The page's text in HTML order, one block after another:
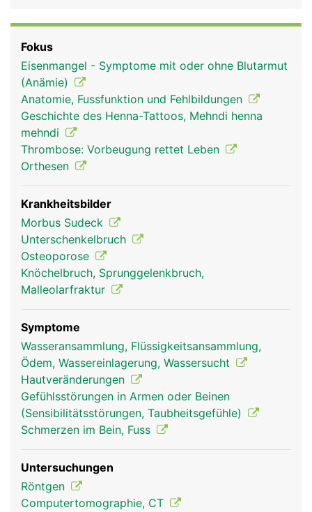
Rubriken
Unterschenkelmuskeln sind für die Beugung und
Streckung im Sprunggelenk zuständig und
teilweise auch für die Hebung und Senkung der
Zehen und für die Beugung im Knie.
Unterschenkel Frau
Unterschenkel
Fokus
Eisenmangel - Symptome mit oder ohne Blutarmut
(Anämie)
Anatomie, Fussfunktion und Fehlbildungen
Geschichte des Henna-Tattoos, Mehndi henna
mehndi
Thrombose: Vorbeugung rettet Leben
Orthesen
Krankheitsbilder
Morbus Sudeck
Unterschenkelbruch
Osteoporose
Knöchelbruch, Sprunggelenkbruch,
Malleolarfraktur
Symptome
Wasseransammlung, Flüssigkeitsansammlung,
Ödem, Wassereinlagerung, Wassersucht
Hautveränderungen
Gefühlsstörungen in Armen oder Beinen
(Sensibilitätsstörungen, Taubheitsgefühle)
Schmerzen im Bein, Fuss
Untersuchungen
Röntgen
Computertomographie, CT